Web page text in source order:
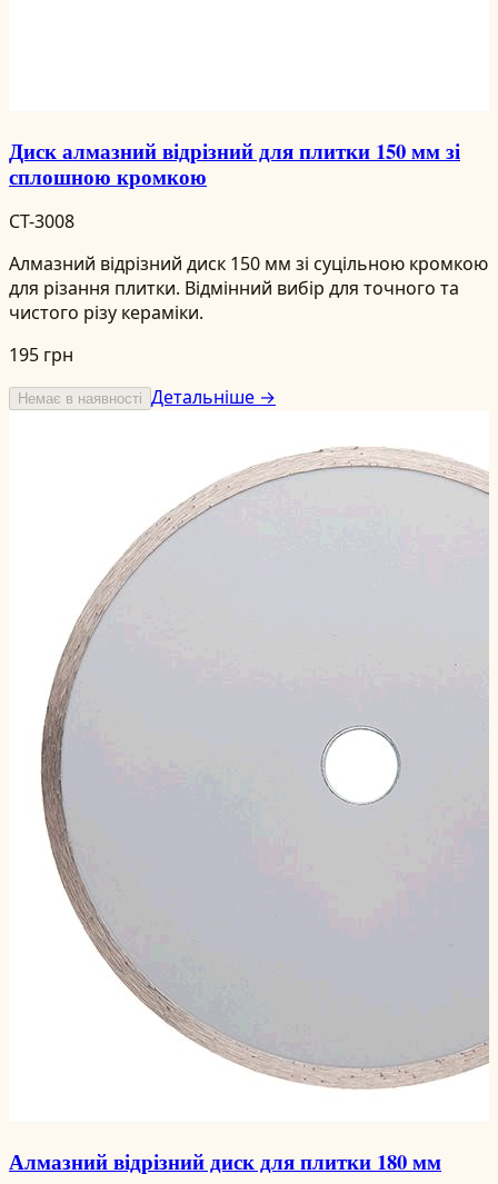
Диск алмазний відрізний для плитки 150 мм зі
сплошною кромкою
CT-3008
Алмазний відрізний диск 150 мм зі суцільною кромкою
для різання плитки. Відмінний вибір для точного та
чистого різу кераміки.
195 грн
Немає в наявності Детальніше →
Алмазний відрізний диск для плитки 180 мм